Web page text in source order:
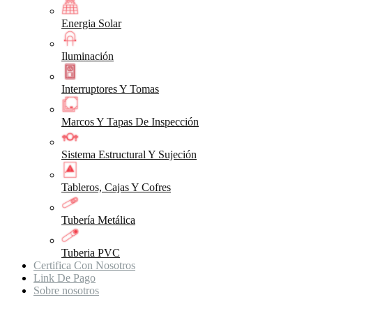
Energia Solar
Iluminación
Interruptores Y Tomas
Marcos Y Tapas De Inspección
Sistema Estructural Y Sujeción
Tableros, Cajas Y Cofres
Tubería Metálica
Tuberia PVC
Certifica Con Nosotros
Link De Pago
Sobre nosotros